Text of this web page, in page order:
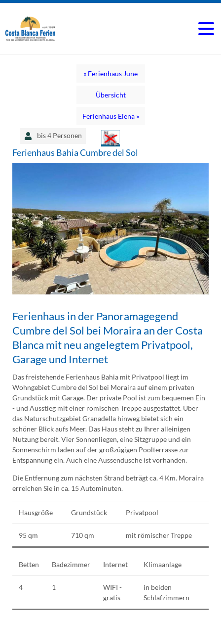
« Ferienhaus June
Übersicht
Ferienhaus Elena »
bis 4 Personen
Ferienhaus Bahia Cumbre del Sol
Ferienhaus in der Panoramagegend
Cumbre del Sol bei Moraira an der Costa
Blanca mit neu angelegtem Privatpool,
Garage und Internet
Das freistehende Ferienhaus Bahia mit Privatpool liegt im
Wohngebiet Cumbre del Sol bei Moraira auf einem privaten
Grundstück mit Garage. Der private Pool ist zum bequemen Ein
- und Ausstieg mit einer römischen Treppe ausgestattet. Über
das Naturschutzgebiet Granadella hinweg bietet sich ein
schöner Blick aufs Meer. Das Haus steht zu Ihrer alleinigen
Nutzung bereit. Vier Sonnenliegen, eine Sitzgruppe und ein
Sonnenschirm laden auf der großzügigen Poolterrasse zur
Entspannung ein. Auch eine Aussendusche ist vorhanden.
Die Entfernung zum nächsten Strand beträgt ca. 4 Km. Moraira
erreichen Sie in ca. 15 Autominuten.
Hausgröße Grundstück Privatpool
95 qm 710 qm mit römischer Treppe
Betten Badezimmer Internet Klimaanlage
4 1
WIFI -
gratis
in beiden
Schlafzimmern